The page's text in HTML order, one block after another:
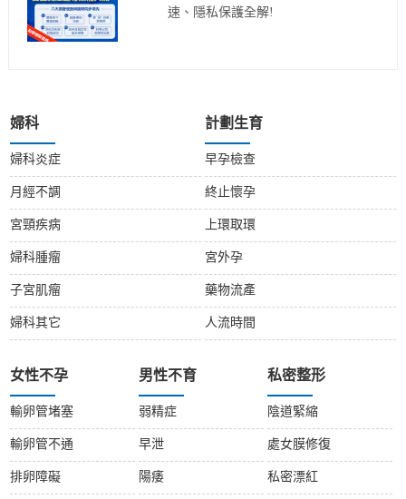
速、隱私保護全解!
婦科
婦科炎症
月經不調
宮頸疾病
婦科腫瘤
子宮肌瘤
婦科其它
計劃生育
早孕檢查
終止懷孕
上環取環
宮外孕
藥物流產
人流時間
女性不孕
輸卵管堵塞
輸卵管不通
排卵障礙
男性不育
弱精症
早泄
陽痿
私密整形
陰道緊縮
處女膜修復
私密漂紅